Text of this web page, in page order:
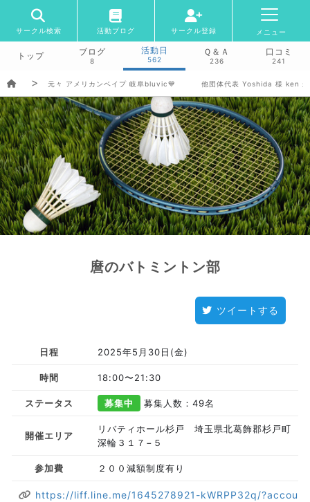
サークル検索 活動ブログ サークル登録 メニュー
トップ ブログ
8
活動日
562
Ｑ＆Ａ
236
口コミ
241
元々 アメリカンベイプ 岐阜bluvic💙 他団体代表 Yoshida 様 ken から日
麿のバトミントン部
ツイートする
日程 2025年5月30日(金)
時間 18:00〜21:30
ステータス 募集中 募集人数：49名
開催エリア
リバティホール杉戸 埼玉県北葛飾郡杉戸町
深輪３１７−５
参加費 ２００減額制度有り
https://liff.line.me/1645278921-kWRPP32q/?accou